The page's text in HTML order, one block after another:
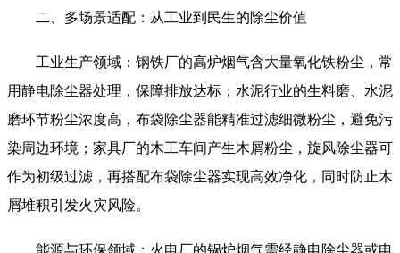
二、多场景适配：从工业到民生的除尘价值
工业生产领域：钢铁厂的高炉烟气含大量氧化铁粉尘，常
用静电除尘器处理，保障排放达标；水泥行业的生料磨、水泥
磨环节粉尘浓度高，布袋除尘器能精准过滤细微粉尘，避免污
染周边环境；家具厂的木工车间产生木屑粉尘，旋风除尘器可
作为初级过滤，再搭配布袋除尘器实现高效净化，同时防止木
屑堆积引发火灾风险。
能源与环保领域：火电厂的锅炉烟气需经静电除尘器或电